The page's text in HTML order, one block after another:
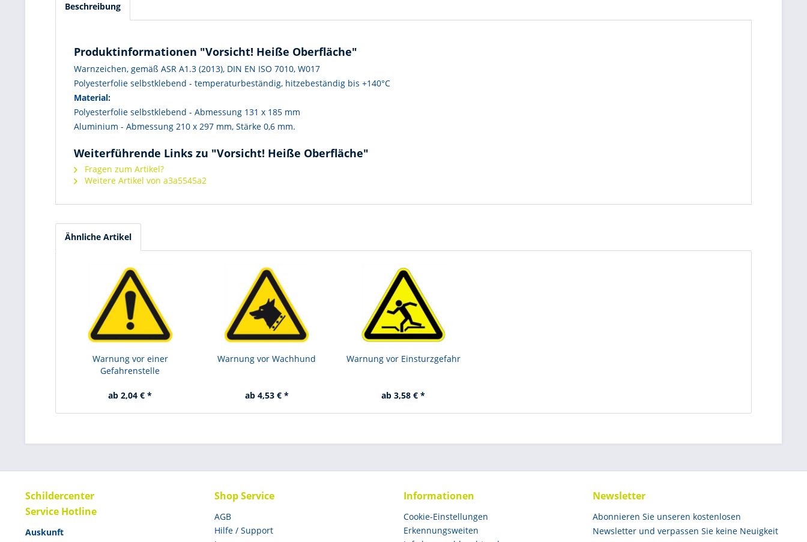
Beschreibung
Produktinformationen "Vorsicht! Heiße Oberfläche"
Warnzeichen, gemäß ASR A1.3 (2013), DIN EN ISO 7010, W017
Polyesterfolie selbstklebend - temperaturbeständig, hitzebeständig bis +140°C
Material:
Polyesterfolie selbstklebend - Abmessung 131 x 185 mm
Aluminium - Abmessung 210 x 297 mm, Stärke 0,6 mm.
Weiterführende Links zu "Vorsicht! Heiße Oberfläche"
Fragen zum Artikel?
Weitere Artikel von a3a5545a2
Ähnliche Artikel
Warnung vor einer
Gefahrenstelle
ab 2,04 € *
Warnung vor Wachhund
ab 4,53 € *
Warnung vor Einsturzgefahr
ab 3,58 € *
Schildercenter
Service Hotline
Auskunft
Shop Service
AGB
Hilfe / Support
Informationen
Cookie-Einstellungen
Erkennungsweiten
Newsletter
Abonnieren Sie unseren kostenlosen
Newsletter und verpassen Sie keine Neuigkeit